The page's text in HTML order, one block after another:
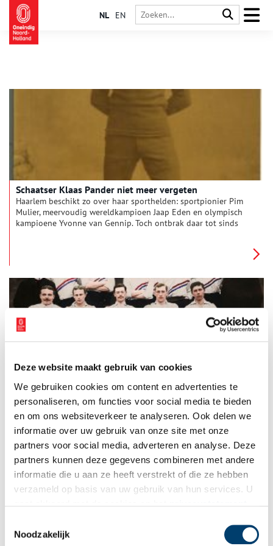
Deze website maakt gebruik van cookies
We gebruiken cookies om content en advertenties te
personaliseren, om functies voor social media te bieden
en om ons websiteverkeer te analyseren. Ook delen we
informatie over uw gebruik van onze site met onze
partners voor social media, adverteren en analyse. Deze
partners kunnen deze gegevens combineren met andere
informatie die u aan ze heeft verstrekt of die ze hebben
verzameld op basis van uw gebruik van hun services. U
Noodzakelijk
NL EN
Schaatser Klaas Pander niet meer vergeten
Haarlem beschikt zo over haar sporthelden: sportpionier Pim
Mulier, meervoudig wereldkampioen Jaap Eden en olympisch
kampioene Yvonne van Gennip. Toch ontbrak daar tot sinds
Voetbal: de populairste sport van Nederland. Maar dat is lang
niet altijd zo geweest. Waar komt dat voetbal eigenlijk
vandaan? Het spel is niet heel oud, pas in de negentiende
eeuw kwam het overwaaien uit Engeland.